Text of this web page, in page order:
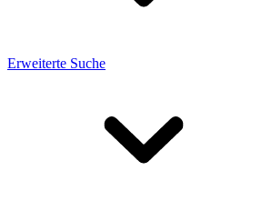
Erweiterte Suche